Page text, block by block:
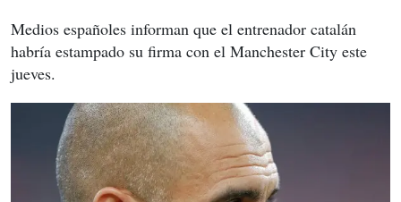
Medios españoles informan que el entrenador catalán
habría estampado su firma con el Manchester City este
jueves.